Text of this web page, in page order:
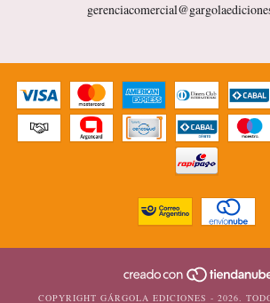
COPYRIGHT GÁRGOLA EDICIONES - 2026.